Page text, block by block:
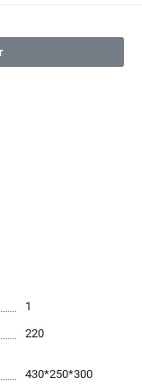
1
220
430*250*300